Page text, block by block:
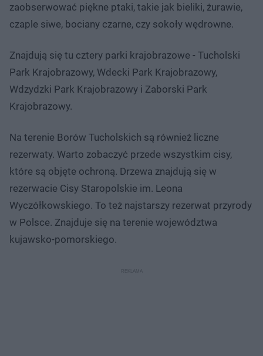
zaobserwować piękne ptaki, takie jak bieliki, żurawie,
czaple siwe, bociany czarne, czy sokoły wędrowne.
Znajdują się tu cztery parki krajobrazowe - Tucholski
Park Krajobrazowy, Wdecki Park Krajobrazowy,
Wdzydzki Park Krajobrazowy i Zaborski Park
Krajobrazowy.
Na terenie Borów Tucholskich są również liczne
rezerwaty. Warto zobaczyć przede wszystkim cisy,
które są objęte ochroną. Drzewa znajdują się w
rezerwacie Cisy Staropolskie im. Leona
Wyczółkowskiego. To też najstarszy rezerwat przyrody
w Polsce. Znajduje się na terenie województwa
kujawsko-pomorskiego.